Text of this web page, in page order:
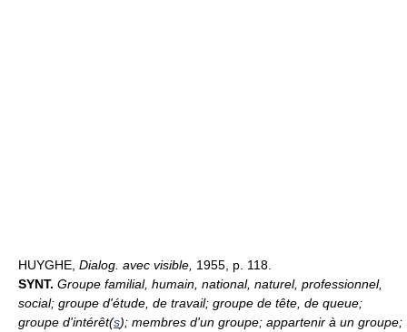
HUYGHE, Dialog. avec visible, 1955, p. 118.
SYNT. Groupe familial, humain, national, naturel, professionnel,
social; groupe d'étude, de travail; groupe de tête, de queue;
groupe d'intérêt(s); membres d'un groupe; appartenir à un groupe;